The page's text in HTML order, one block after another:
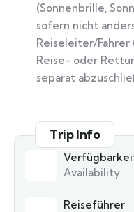
(Sonnenbrille,
sofern nicht
Reiseleiter/Fahrer
Reise- oder
separat
Trip Info
Availability
Reiseführer